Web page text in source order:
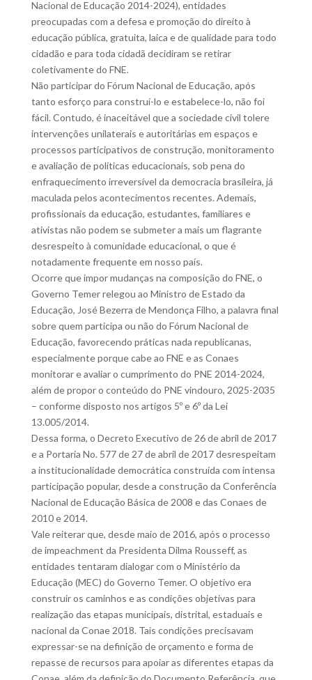
Nacional de Educação 2014-2024), entidades
preocupadas com a defesa e promoção do direito à
educação pública, gratuita, laica e de qualidade para todo
cidadão e para toda cidadã decidiram se retirar
coletivamente do FNE.
Não participar do Fórum Nacional de Educação, após
tanto esforço para construí-lo e estabelece-lo, não foi
fácil. Contudo, é inaceitável que a sociedade civil tolere
intervenções unilaterais e autoritárias em espaços e
processos participativos de construção, monitoramento
e avaliação de políticas educacionais, sob pena do
enfraquecimento irreversível da democracia brasileira, já
maculada pelos acontecimentos recentes. Ademais,
profissionais da educação, estudantes, familiares e
ativistas não podem se submeter a mais um flagrante
desrespeito à comunidade educacional, o que é
notadamente frequente em nosso país.
Ocorre que impor mudanças na composição do FNE, o
Governo Temer relegou ao Ministro de Estado da
Educação, José Bezerra de Mendonça Filho, a palavra final
sobre quem participa ou não do Fórum Nacional de
Educação, favorecendo práticas nada republicanas,
especialmente porque cabe ao FNE e as Conaes
monitorar e avaliar o cumprimento do PNE 2014-2024,
além de propor o conteúdo do PNE vindouro, 2025-2035
– conforme disposto nos artigos 5º e 6º da Lei
13.005/2014.
Dessa forma, o Decreto Executivo de 26 de abril de 2017
e a Portaria No. 577 de 27 de abril de 2017 desrespeitam
a institucionalidade democrática construída com intensa
participação popular, desde a construção da Conferência
Nacional de Educação Básica de 2008 e das Conaes de
2010 e 2014.
Vale reiterar que, desde maio de 2016, após o processo
de impeachment da Presidenta Dilma Rousseff, as
entidades tentaram dialogar com o Ministério da
Educação (MEC) do Governo Temer. O objetivo era
construir os caminhos e as condições objetivas para
realização das etapas municipais, distrital, estaduais e
nacional da Conae 2018. Tais condições precisavam
expressar-se na definição de orçamento e forma de
repasse de recursos para apoiar as diferentes etapas da